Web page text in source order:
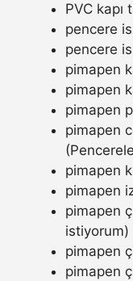
PVC kapı
pencere
pencere
pimapen
pimapen
pimapen
pimapen
pimapen
pimapen
pimapen
istiyorum)
pimapen
pimapen